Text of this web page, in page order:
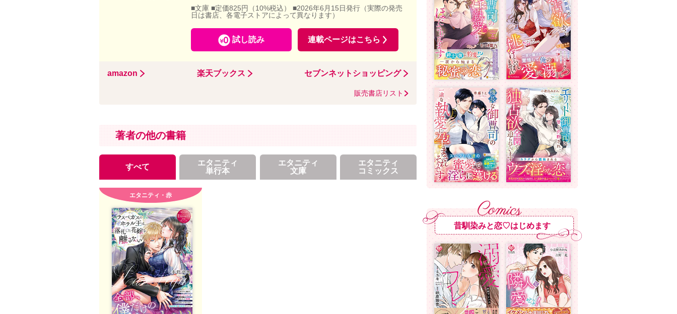
■文庫 ■定価825円（10%税込） ■2026年6月15日発行（実際の発売
日は書店、各電子ストアによって異なります）
試し読み 連載ページはこちら
amazon 楽天ブックス セブンネットショッピング
販売書店リスト
著者の他の書籍
すべて
エタニティ
単行本
エタニティ
文庫
エタニティ
コミックス
エタニティ・赤
昔馴染みと恋♡はじめます